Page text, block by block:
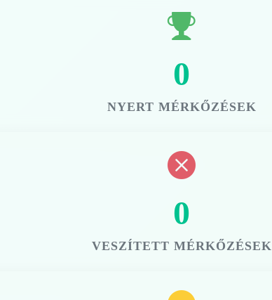
0
NYERT MÉRKŐZÉSEK
0
VESZÍTETT MÉRKŐZÉSEK